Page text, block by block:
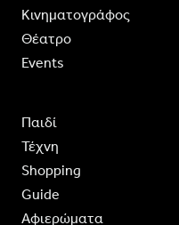
Κινηματογράφος
Θέατρο
Events
Παιδί
Τέχνη
Shopping
Guide
Aφιερώματα